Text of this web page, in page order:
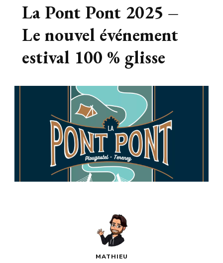
La Pont Pont 2025 –
Le nouvel événement
estival 100 % glisse
MATHIEU